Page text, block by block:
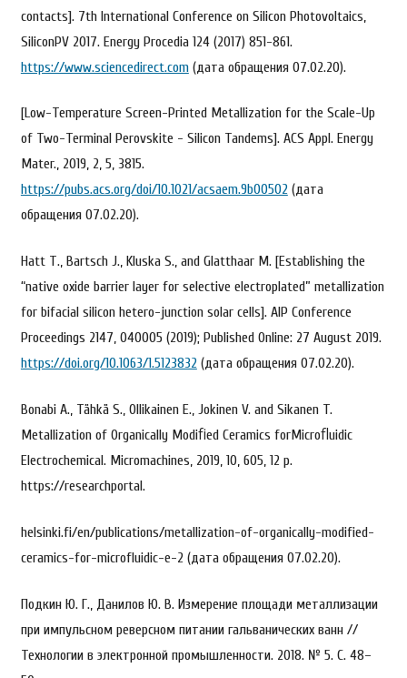
contacts]. 7th International Conference on Silicon Photovoltaics,
SiliconPV 2017. Energy Procedia 124 (2017) 851-861.
https://www.sciencedirect.com(дата обращения 07.02.20).
[Low-Temperature Screen-Printed Metallization for the Scale-Up
of Two-Terminal Perovskite - Silicon Tandems]. ACS Appl. Energy
Mater., 2019, 2, 5, 3815.
https://pubs.acs.org/doi/10.1021/acsaem.9b00502(дата
обращения 07.02.20).
Hatt Т., Bartsch J., Kluska S., and Glatthaar М. [Establishing the
“native oxide barrier layer for selective electroplated” metallization
for bifacial silicon hetero-junction solar cells]. AIP Conference
Proceedings 2147, 040005 (2019); Published Online: 27 August 2019.
https://doi.org/10.1063/1.5123832(дата обращения 07.02.20).
Bonabi A., Tähkä S., Ollikainen E., Jokinen V. and Sikanen T.
Metallization of Organically Modiﬁed Ceramics forMicroﬂuidic
Electrochemical. Micromachines, 2019, 10, 605, 12 p.
https://researchportal.
helsinki.fi/en/publications/metallization-of-organically-modified-
ceramics-for-microfluidic-e-2 (дата обращения 07.02.20).
Подкин Ю. Г., Данилов Ю. В. Измерение площади металлизации
при импульсном реверсном питании гальванических ванн //
Технологии в электронной промышленности. 2018. № 5. С. 48–